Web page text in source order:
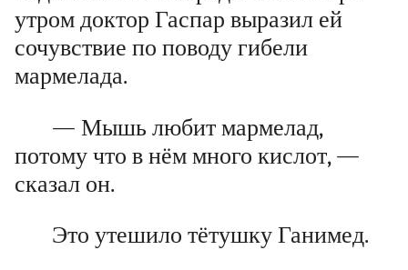
утром доктор Гаспар выразил ей
сочувствие по поводу гибели
мармелада.
— Мышь любит мармелад,
потому что в нём много кислот, —
сказал он.
Это утешило тётушку Ганимед.